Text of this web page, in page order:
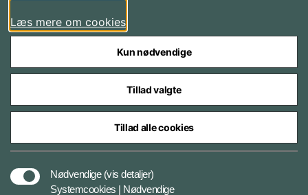
Twitter
Læs mere om cookies
Kun nødvendige
Tillad valgte
Tillad alle cookies
Nødvendige (vis detaljer)
Systemcookies | Nødvendige